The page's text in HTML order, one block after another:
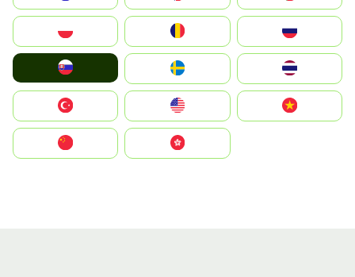
United States
中國香港特別行政區